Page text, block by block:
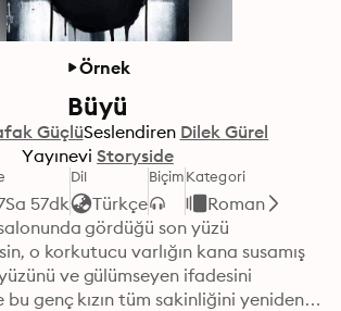
Örnek
Büyü
GüçlüSeslendiren Dilek Gürel
Yayınevi Storyside
57dk
Dil
Türkçe
BiçimKategori
Roman
gördüğü son yüzü
o korkutucu varlığın kana susamış
ve gülümseyen ifadesini
bu genç kızın tüm sakinliğini yeniden